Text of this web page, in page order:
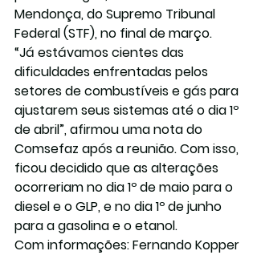
Mendonça, do Supremo Tribunal
Federal (STF), no final de março.
“Já estávamos cientes das
dificuldades enfrentadas pelos
setores de combustíveis e gás para
ajustarem seus sistemas até o dia 1º
de abril”, afirmou uma nota do
Comsefaz após a reunião. Com isso,
ficou decidido que as alterações
ocorreriam no dia 1º de maio para o
diesel e o GLP, e no dia 1º de junho
para a gasolina e o etanol.
Com informações: Fernando Kopper